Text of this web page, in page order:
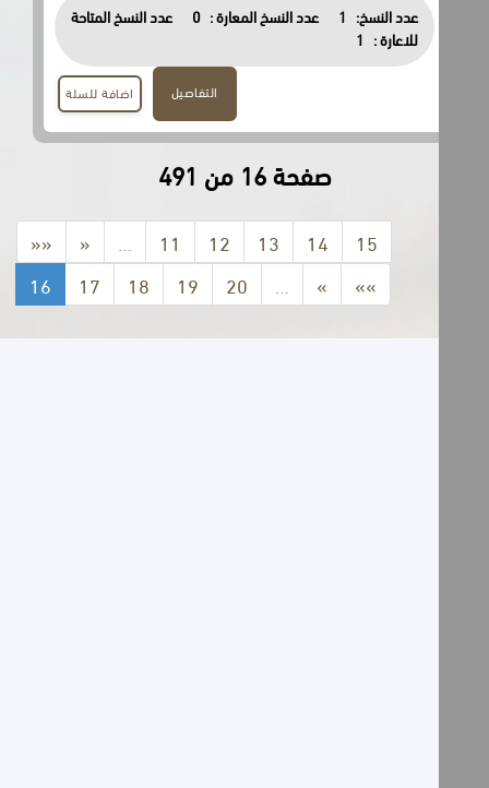
عدد النسخ: 1 عدد النسخ المعارة : 0
عدد النسخ المتاحة
للاعارة :
1
اضافة للسلة
صفحة 16 من 491
«« … 11 12 13 14
16
17 18 19 … »